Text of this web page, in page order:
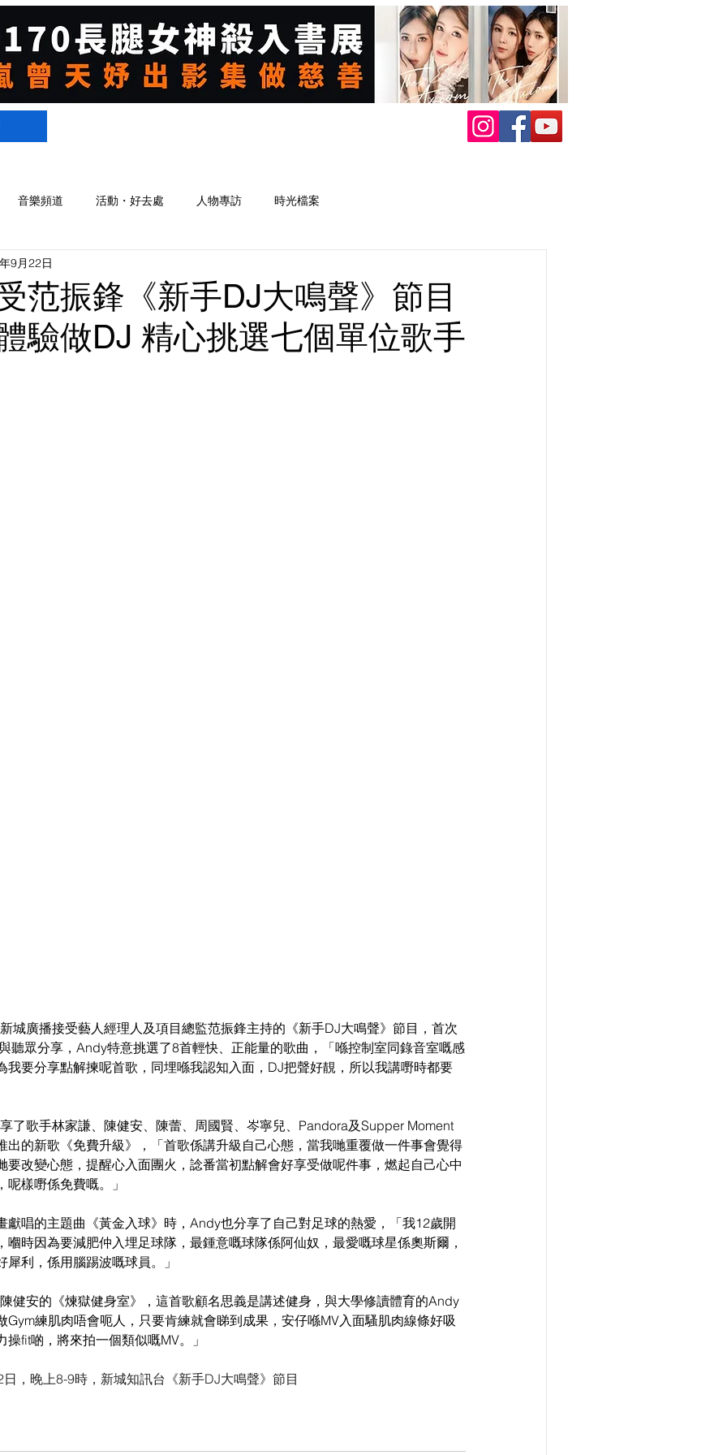
音樂頻道 活動・好去處 人物專訪 時光檔案
范振鋒《新手DJ大鳴聲》節目
驗做DJ 精心挑選七個單位歌手
9月22日
城廣播接受藝人經理人及項目總監范振鋒主持的《新手DJ大鳴聲》節目，首次
聽眾分享，Andy特意挑選了8首輕快、正能量的歌曲，「喺控制室同錄音室嘅感
我要分享點解揀呢首歌，同埋喺我認知入面，DJ把聲好靚，所以我講嘢時都要
了歌手林家謙、陳健安、陳蕾、周國賢、岑寧兒、Pandora及Supper Moment
出的新歌《免費升級》，「首歌係講升級自己心態，當我哋重覆做一件事會覺得
要改變心態，提醒心入面團火，諗番當初點解會好享受做呢件事，燃起自己心中
樣嘢係免費嘅。」
獻唱的主題曲《黃金入球》時，Andy也分享了自己對足球的熱愛，「我12歲開
嗰時因為要減肥仲入埋足球隊，最鍾意嘅球隊係阿仙奴，最愛嘅球星係奧斯爾，
利，係用腦踢波嘅球員。」
健安的《煉獄健身室》，這首歌顧名思義是講述健身，與大學修讀體育的Andy
Gym練肌肉唔會呃人，只要肯練就會睇到成果，安仔喺MV入面騷肌肉線條好吸
fit啲，將來拍一個類似嘅MV。」
，晚上8-9時，新城知訊台《新手DJ大鳴聲》節目